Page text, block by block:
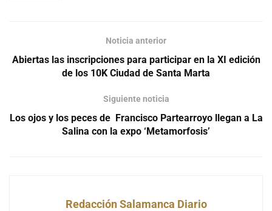
Noticia anterior
Abiertas las inscripciones para participar en la XI edición
de los 10K Ciudad de Santa Marta
Siguiente noticia
Los ojos y los peces de Francisco Partearroyo llegan a La
Salina con la expo ‘Metamorfosis’
Redacción Salamanca Diario